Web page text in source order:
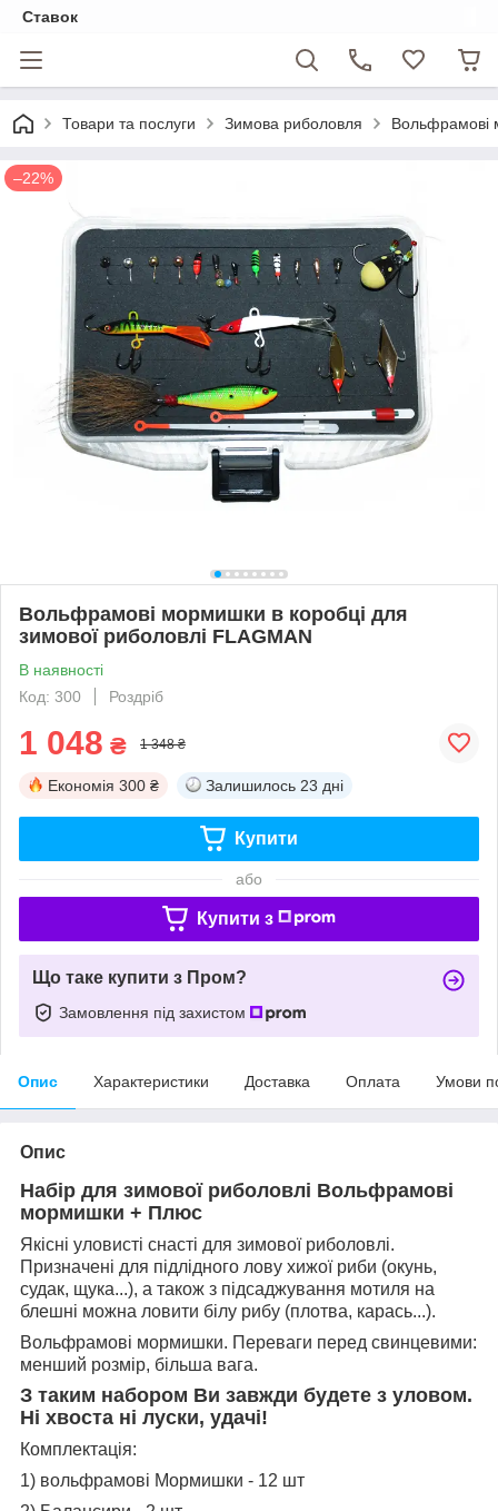
Ставок
Товари та послуги Зимова риболовля Вольфрамові
–22%
Вольфрамові мормишки в коробці для
зимової риболовлі FLAGMAN
В наявності
Код: 300
Роздріб
1 048 ₴ 1 348 ₴
Економія 300 ₴ Залишилось 23 дні
Купити
або
Купити з
Що таке купити з Пром?
Замовлення під захистом
Опис Характеристики Доставка Оплата Умови
Опис
Набір для зимової риболовлі Вольфрамові
мормишки + Плюс
Якісні уловисті снасті для зимової риболовлі.
Призначені для підлідного лову хижої риби (окунь,
судак, щука...), а також з підсаджування мотиля на
блешні можна ловити білу рибу (плотва, карась...).
Вольфрамові мормишки. Переваги перед свинцевими:
менший розмір, більша вага.
З таким набором Ви завжди будете з уловом.
Ні хвоста ні луски, удачі!
Комплектація:
1) вольфрамові Мормишки - 12 шт